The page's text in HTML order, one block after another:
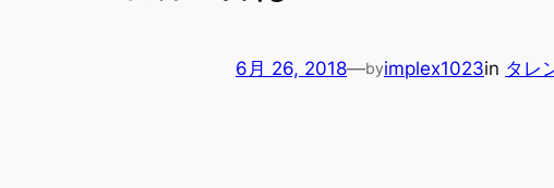
6月 26, 2018—byimplex1023in タレ